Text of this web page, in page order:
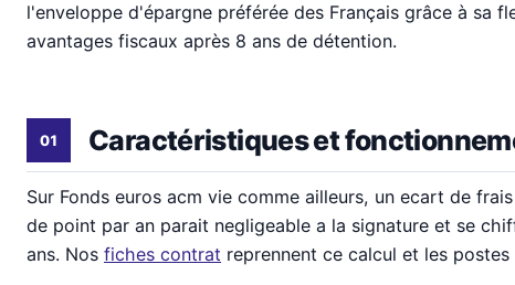
l'enveloppe d'épargne préférée des Français grâce à sa
avantages fiscaux après 8 ans de détention.
Caractéristiques et
Sur Fonds euros acm vie comme ailleurs, un ecart de
de point par an parait negligeable a la signature et se
ans. Nos fiches contrat reprennent ce calcul et les postes